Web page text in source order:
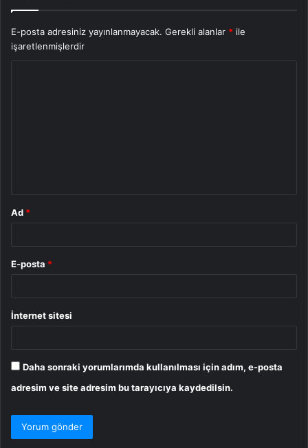
E-posta adresiniz yayınlanmayacak. Gerekli alanlar * ile
işaretlenmişlerdir
Ad *
E-posta *
İnternet sitesi
Daha sonraki yorumlarımda kullanılması için adım, e-posta
adresim ve site adresim bu tarayıcıya kaydedilsin.